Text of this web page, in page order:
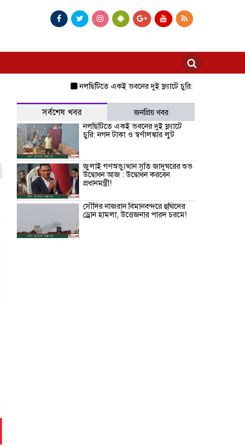
নলছিটিতে একই ভবনের দুই ফ্ল্যাটে চুরি: নগদ টাকা ও
সর্বশেষ খবর
জনপ্রিয় খবর
নলছিটিতে একই ভবনের দুই ফ্ল্যাটে
চুরি: নগদ টাকা ও স্বর্ণালঙ্কার লুট
জুলাই গণঅভ্যুত্থান সৃতি জাদুঘরের শুভ
উদ্বোধন আজ : উদ্বোধন করবেন
প্রধানমন্ত্রী!
সৌদির নাজরান বিমানবন্দরে হুথিদের
ড্রোন হামলা, উত্তেজনার পারদ চরমে!